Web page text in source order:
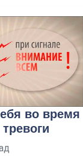
во время